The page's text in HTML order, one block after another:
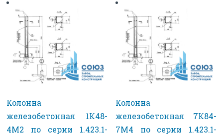
Колонна
железобетонная 1К48-
4М2 по серии 1.423.1-
Колонна
железобетонная 7К84-
7М4 по серии 1.423.1-